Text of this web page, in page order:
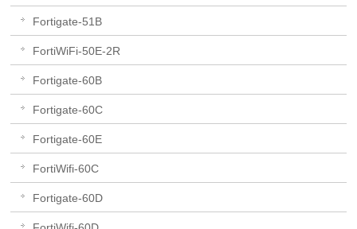
Fortigate-51B
FortiWiFi-50E-2R
Fortigate-60B
Fortigate-60C
Fortigate-60E
FortiWifi-60C
Fortigate-60D